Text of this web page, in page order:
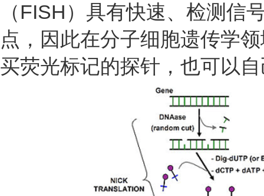
（FISH） 具有快速、检测信
点，因此在分子细胞遗传学
买荧光标记的探针，也可以